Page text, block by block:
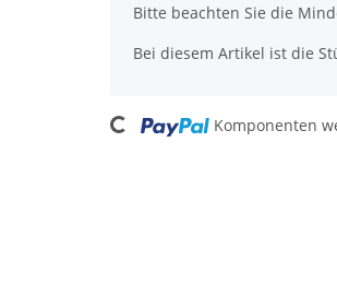
x
Bitte beachten Sie die
Bei diesem Artikel ist die
Loading... Komponenten